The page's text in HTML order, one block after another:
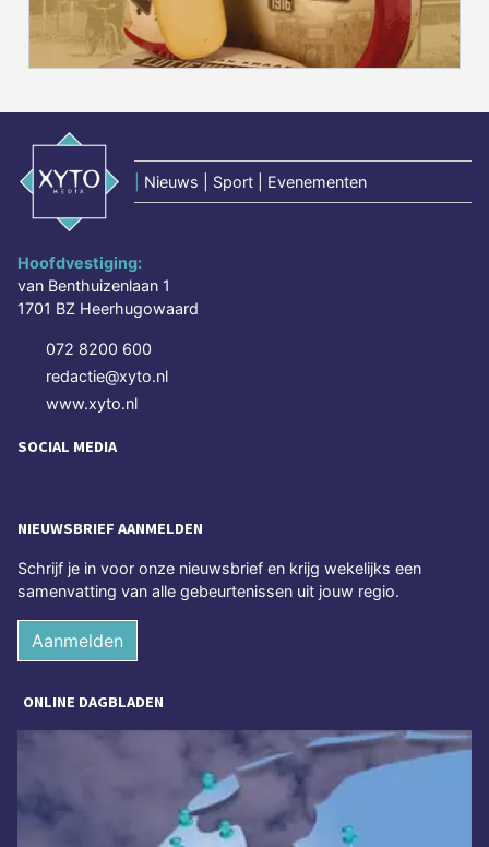
Nieuws | Sport | Evenementen
Hoofdvestiging:
van Benthuizenlaan 1
1701 BZ Heerhugowaard
072 8200 600
redactie@xyto.nl
www.xyto.nl
SOCIAL MEDIA
NIEUWSBRIEF AANMELDEN
Schrijf je in voor onze nieuwsbrief en krijg wekelijks een
samenvatting van alle gebeurtenissen uit jouw regio.
Aanmelden
ONLINE DAGBLADEN